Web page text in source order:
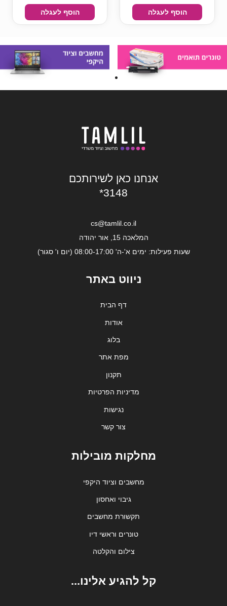
הוסף לעגלה הוסף לעגלה
אנחנו כאן לשירותכם
*3148
cs@tamlil.co.il
המלאכה 15, אור יהודה
שעות פעילות: ימים א'-ה' 08:00-17:00 (יום ו' סגור)
ניווט באתר
דף הבית
אודות
בלוג
מפת אתר
תקנון
מדיניות הפרטיות
נגישות
צור קשר
מחלקות מובילות
מחשבים וציוד היקפי
גיבוי ואחסון
תקשורת מחשבים
טונרים וראשי דיו
צילום והקלטה
קל להגיע אלינו...